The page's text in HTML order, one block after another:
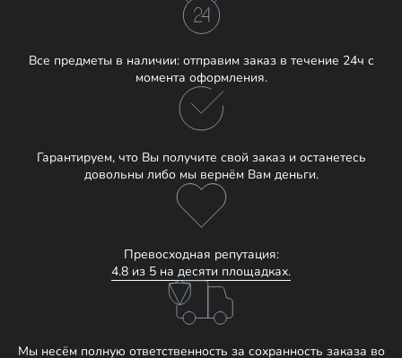
Все предметы в наличии: отправим заказ в течение 24ч с
момента оформления.
Гарантируем, что Вы получите свой заказ и останетесь
довольны либо мы вернём Вам деньги.
Превосходная репутация:
4.8 из 5 на десяти площадках.
Мы несём полную ответственность за сохранность заказа во